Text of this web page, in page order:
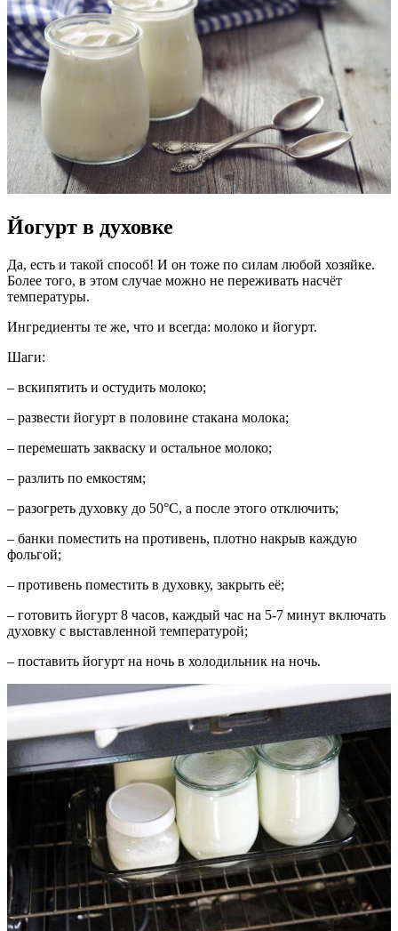
Йогурт в духовке
Да, есть и такой способ! И он тоже по силам любой хозяйке.
Более того, в этом случае можно не переживать насчёт
температуры.
Ингредиенты те же, что и всегда: молоко и йогурт.
Шаги:
– вскипятить и остудить молоко;
– развести йогурт в половине стакана молока;
– перемешать закваску и остальное молоко;
– разлить по емкостям;
– разогреть духовку до 50°С, а после этого отключить;
– банки поместить на противень, плотно накрыв каждую
фольгой;
– противень поместить в духовку, закрыть её;
– готовить йогурт 8 часов, каждый час на 5-7 минут включать
духовку с выставленной температурой;
– поставить йогурт на ночь в холодильник на ночь.